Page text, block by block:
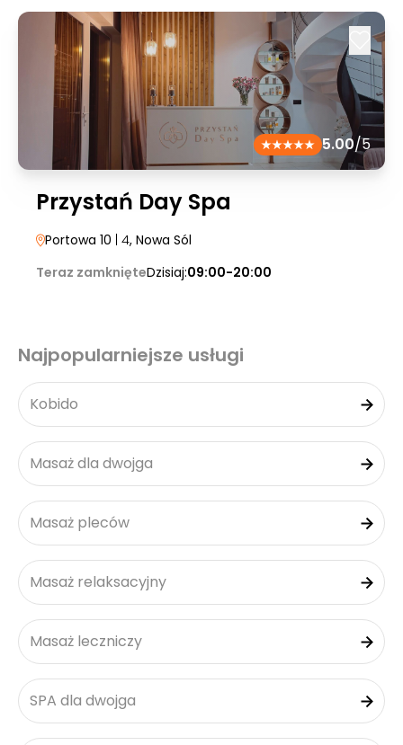
5.00/5
Przystań Day Spa
Portowa 10 | 4, Nowa Sól
Teraz zamknięteDzisiaj:09:00-20:00
Najpopularniejsze usługi
Kobido
Masaż dla dwojga
Masaż pleców
Masaż relaksacyjny
Masaż leczniczy
SPA dla dwojga